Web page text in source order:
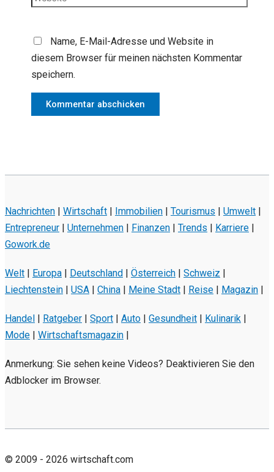
Name, E-Mail-Adresse und Website in
diesem Browser für meinen nächsten Kommentar
speichern.
Nachrichten | Wirtschaft | Immobilien | Tourismus | Umwelt |
Entrepreneur | Unternehmen | Finanzen | Trends | Karriere |
Gowork.de
Welt | Europa | Deutschland | Österreich | Schweiz |
Liechtenstein | USA | China | Meine Stadt | Reise | Magazin |
Handel | Ratgeber | Sport | Auto | Gesundheit | Kulinarik |
Mode | Wirtschaftsmagazin |
Anmerkung: Sie sehen keine Videos? Deaktivieren Sie den
Adblocker im Browser.
© 2009 - 2026 wirtschaft.com